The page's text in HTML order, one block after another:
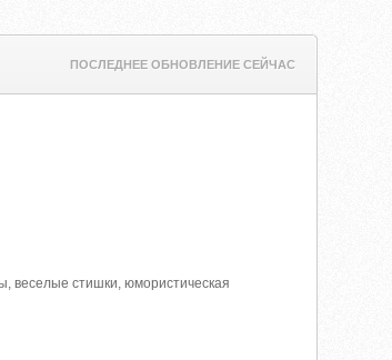
ПОСЛЕДНЕЕ ОБНОВЛЕНИЕ СЕЙЧАС
веселые стишки, юмористическая